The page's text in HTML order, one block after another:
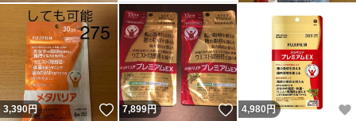
3,390円 いいね！
7,899円 いいね！
4,980 円